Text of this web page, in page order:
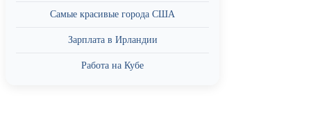
Самые красивые города США
Зарплата в Ирландии
Работа на Кубе